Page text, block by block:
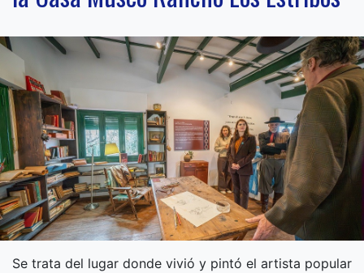
Se trata del lugar donde vivió y pintó el artista popular